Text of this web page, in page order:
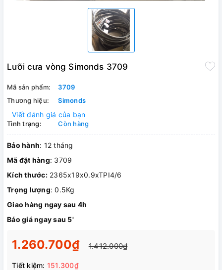
Lưỡi cưa vòng Simonds 3709
Mã sản phẩm:
3709
Thương hiệu:
Simonds
Viết đánh giá của bạn
Tình trạng: Còn hàng
Bảo hành: 12 tháng
Mã đặt hàng: 3709
Kích thước:2365x19x0.9xTPI4/6
Trọng lượng: 0.5Kg
Giao hàng ngay sau 4h
Báo giá ngay sau 5'
1.260.700₫ 1.412.000₫
Tiết kiệm: 151.300₫